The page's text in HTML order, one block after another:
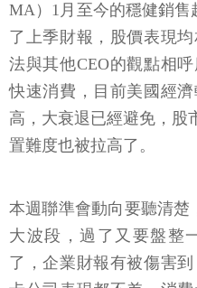
MA）1月至今的穩健銷
了上季財報，股價表現
法與其他CEO的觀點相
快速消費，目前美國經
高，大衰退已經避免，股
置難度也被拉高了。
本週聯準會動向要聽清楚
大波段，過了又要盤整
了，企業財報有被傷害